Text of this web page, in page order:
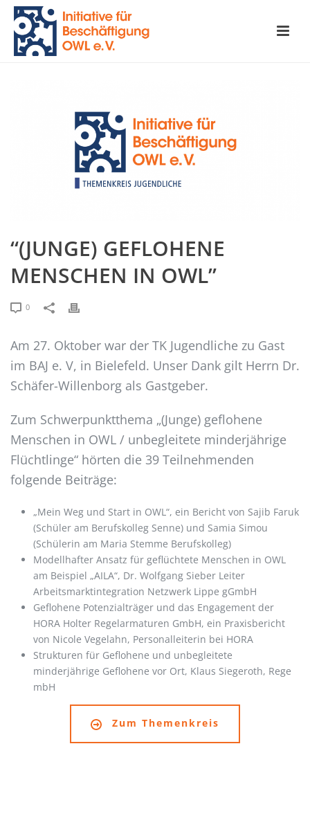
“(JUNGE) GEFLOHENE
MENSCHEN IN OWL”
0
Am 27. Oktober war der TK Jugendliche zu Gast
im BAJ e. V, in Bielefeld. Unser Dank gilt Herrn Dr.
Schäfer-Willenborg als Gastgeber.
Zum Schwerpunktthema „(Junge) geflohene
Menschen in OWL / unbegleitete minderjährige
Flüchtlinge“ hörten die 39 Teilnehmenden
folgende Beiträge:
„Mein Weg und Start in OWL“, ein Bericht von Sajib Faruk
(Schüler am Berufskolleg Senne) und Samia Simou
(Schülerin am Maria Stemme Berufskolleg)
Modellhafter Ansatz für geflüchtete Menschen in OWL
am Beispiel „AILA“, Dr. Wolfgang Sieber Leiter
Arbeitsmarktintegration Netzwerk Lippe gGmbH
Geflohene Potenzialträger und das Engagement der
HORA Holter Regelarmaturen GmbH, ein Praxisbericht
von Nicole Vegelahn, Personalleiterin bei HORA
Strukturen für Geflohene und unbegleitete
minderjährige Geflohene vor Ort, Klaus Siegeroth, Rege
mbH
Zum Themenkreis